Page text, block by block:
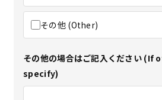
その他 (Other)
その他の場合はご記入ください
specify)